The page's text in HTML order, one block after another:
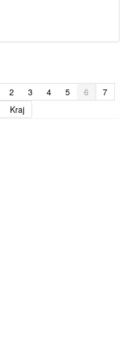
2 3 4 5 6
7
Kraj